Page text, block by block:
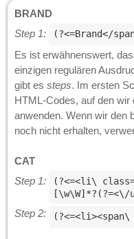
BRAND
Step 1:
(?<=Brand</
Es ist erwähnenswert,
einzigen regulären
gibt es steps. Im ersten
HTML-Codes, auf den wir
anwenden. Wenn wir den
noch nicht erhalten,
CAT
Step 1:
(?<=<li\
[\w\W]*?(?=<\/
Step 2: